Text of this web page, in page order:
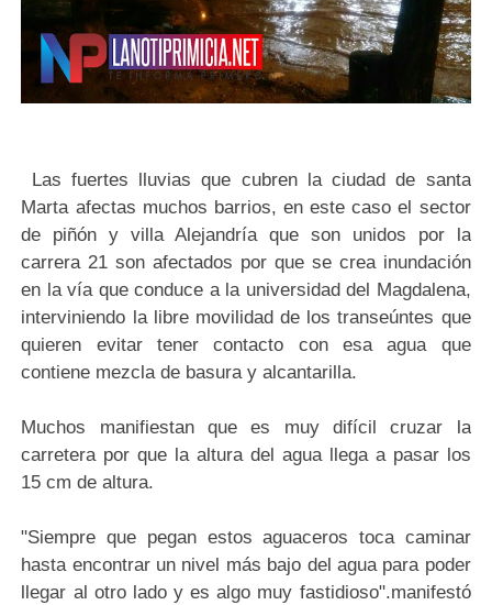
Las fuertes lluvias que cubren la ciudad de santa
Marta afectas muchos barrios, en este caso el sector
de piñón y villa Alejandría que son unidos por la
carrera 21 son afectados por que se crea inundación
en la vía que conduce a la universidad del Magdalena,
interviniendo la libre movilidad de los transeúntes que
quieren evitar tener contacto con esa agua que
contiene mezcla de basura y alcantarilla.
Muchos manifiestan que es muy difícil cruzar la
carretera por que la altura del agua llega a pasar los
15 cm de altura.
"Siempre que pegan estos aguaceros toca caminar
hasta encontrar un nivel más bajo del agua para poder
llegar al otro lado y es algo muy fastidioso".manifestó